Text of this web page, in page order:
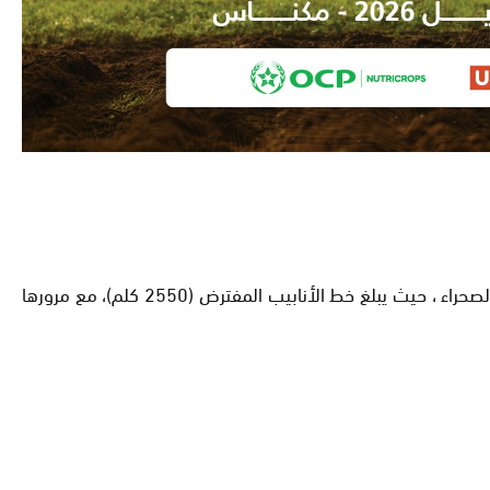
1- طول الطريق الرابط بين نيجيريا والمغرب فى حالة مروره بأقرب الطرق الرابط بين نيجيريا والمناطق الخاضعة للسيطرة المغربية من الصحراء ، حيث يبلغ خط الأنابيب المفترض (2550 كلم)، مع مرورها